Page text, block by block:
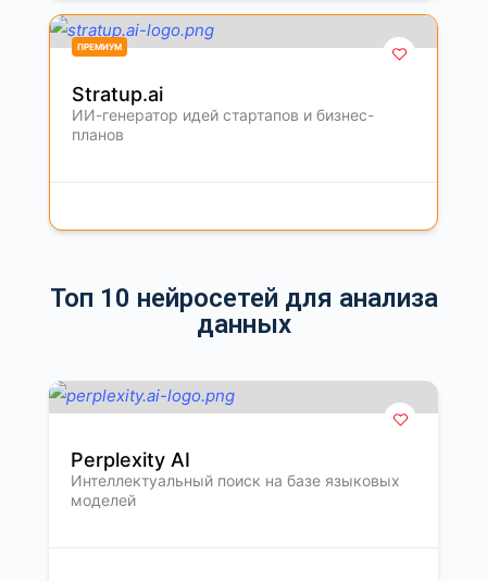
ПРЕМИУМ
Stratup.ai
ИИ-генератор идей стартапов и бизнес-
планов
Топ 10 нейросетей для анализа
данных
Perplexity AI
Интеллектуальный поиск на базе языковых
моделей